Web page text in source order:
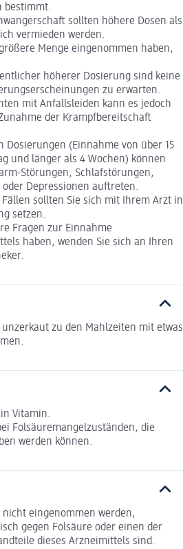
bestimmt.
sollten höhere Dosen als
vermieden werden.
Menge eingenommen haben,
höherer Dosierung sind keine
zu erwarten.
mit Anfallsleiden kann es jedoch
der Krampfbereitschaft
Dosierungen (Einnahme von über 15
und länger als 4 Wochen) können
Störungen, Schlafstörungen,
oder Depressionen auftreten.
Fällen sollten Sie sich mit Ihrem Arzt in
setzen.
Fragen zur Einnahme
haben, wenden Sie sich an Ihren
unzerkaut zu den Mahlzeiten mit etwas
Vitamin.
Folsäuremangelzuständen, die
werden können.
eingenommen werden,
gegen Folsäure oder einen der
dieses Arzneimittels sind.